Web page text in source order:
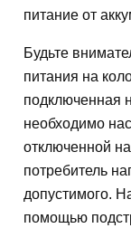
питание от
Будьте
питания на
подключенная
необходимо
отключенной
потребитель
допустимого.
помощью